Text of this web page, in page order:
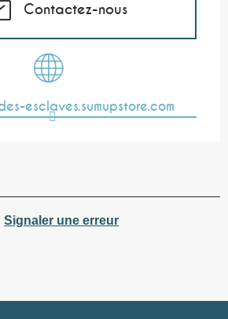
Contactez-nous
esclaves.sumupstore.com
Signaler une erreur